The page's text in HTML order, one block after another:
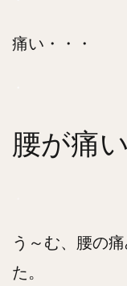
痛い・・・
腰が痛い
う～む、腰の
た。